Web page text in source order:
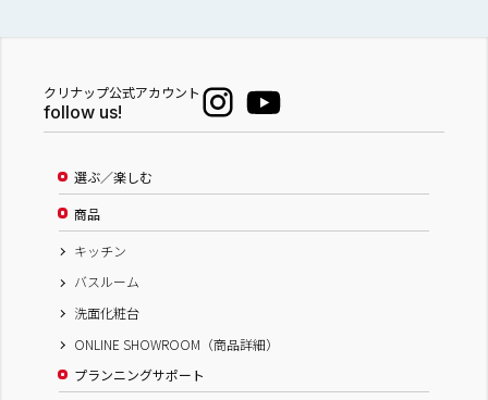
クリナップ公式アカウント
follow us!
選ぶ／楽しむ
商品
キッチン
バスルーム
洗面化粧台
ONLINE SHOWROOM（商品詳細）
プランニングサポート